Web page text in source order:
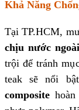
Khả Năng
Tại TP.HCM,
chịu nước
trội để tránh
teak sẽ nổi
composite